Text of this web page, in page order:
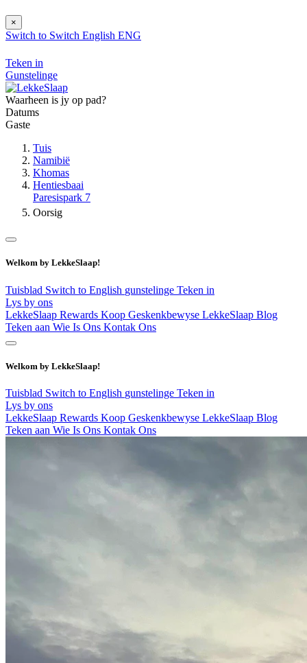
×
Switch to Switch English ENG
Teken in
Gunstelinge
Waarheen is jy op pad?
Datums
Gaste
Tuis
Namibië
Khomas
Hentiesbaai
Paresispark 7
Oorsig
Welkom by LekkeSlaap!
Tuisblad Switch to English gunstelinge Teken in
Lys by ons
LekkeSlaap Rewards Koop Geskenkbewyse LekkeSlaap Blog
Teken aan Wie Is Ons Kontak Ons
Welkom by LekkeSlaap!
Tuisblad Switch to English gunstelinge Teken in
Lys by ons
LekkeSlaap Rewards Koop Geskenkbewyse LekkeSlaap Blog
Teken aan Wie Is Ons Kontak Ons